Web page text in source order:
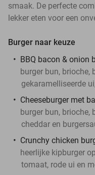
smaak. De perfecte
lekker eten voor een
Burger naar keuze
BBQ bacon & onion
burger bun, brioche,
gekaramelliseerde
Cheeseburger met
burger bun, brioche,
cheddar en
Crunchy chicken
heerlijke kipburger
tomaat, rode ui en